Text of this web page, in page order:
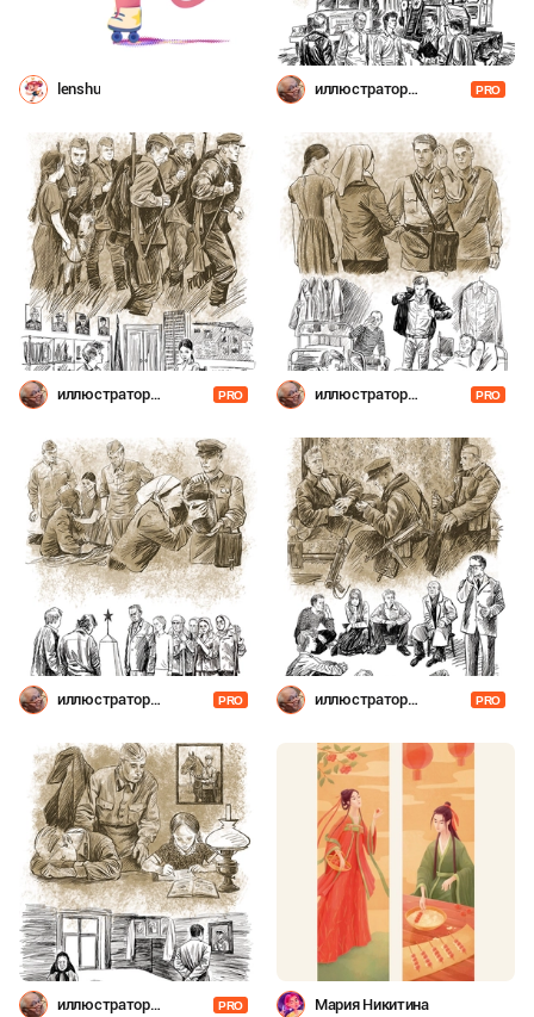
lenshu
иллюстратор
PRO
иллюстратор
PRO
иллюстратор
PRO
иллюстратор
PRO
иллюстратор
PRO
иллюстратор
PRO Мария Никитина